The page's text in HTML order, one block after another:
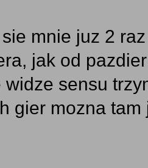
mnie juz 2
jak od
widze sensu
gier mozna